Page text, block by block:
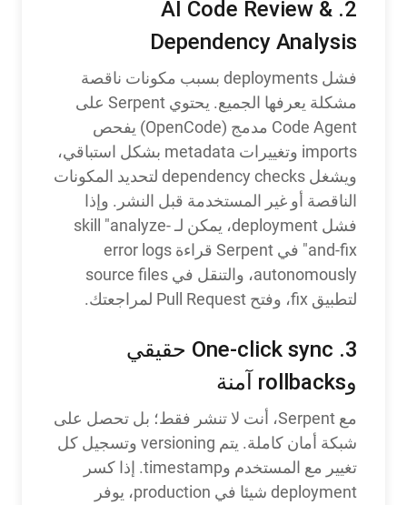
2. AI Code Review &
Dependency Analysis
فشل deployments بسبب مكونات ناقصة
مشكلة يعرفها الجميع. يحتوي Serpent على
Code Agent مدمج (OpenCode) يفحص
imports وتغييرات metadata بشكل استباقي،
ويشغل dependency checks لتحديد المكونات
الناقصة أو غير المستخدمة قبل النشر. وإذا
فشل deployment، يمكن لـ skill "analyze-
and-fix" في Serpent قراءة error logs
autonomously، والتنقل في source files
لتطبيق fix، وفتح Pull Request لمراجعتك.
3. One-click sync حقيقي
وrollbacks آمنة
مع Serpent، أنت لا تنشر فقط؛ بل تحصل على
شبكة أمان كاملة. يتم versioning وتسجيل كل
تغيير مع المستخدم وtimestamp. إذا كسر
deployment شيئا في production، يوفر